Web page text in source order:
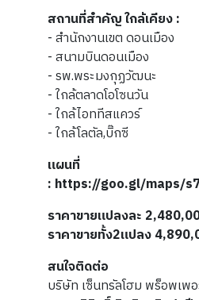
สถานที่สำคัญ ใกล้เคียง :
- สำนักงานเขต ดอนเมือง
- สนามบินดอนเมือง
- รพ.พระมงกุฏวัฒนะ
- ใกล้ตลาดโอโซนวัน
- ใกล้ไอททีสแควร์
- ใกล้โลตัล,บิ๊กซี
แผนที่
: https://goo.gl/maps/
ราคาขายแปลงละ
ราคาขายทั้ง2แปลง
สนใจติดต่อ
บริษัท เซ็นทรัลโฮม พร็อพเพ